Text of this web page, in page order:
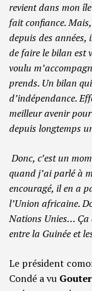
revient dans mon
fait confiance.
depuis des années,
de faire le bilan est
voulu
prends. Un bilan
d’indépendance.
meilleur avenir
depuis longtemps
Donc, c’est un
quand j’ai parlé à
encouragé, il en a
l’Union africaine.
Nations Unies… Ça
entre la Guinée et
Le président
Condé a vu